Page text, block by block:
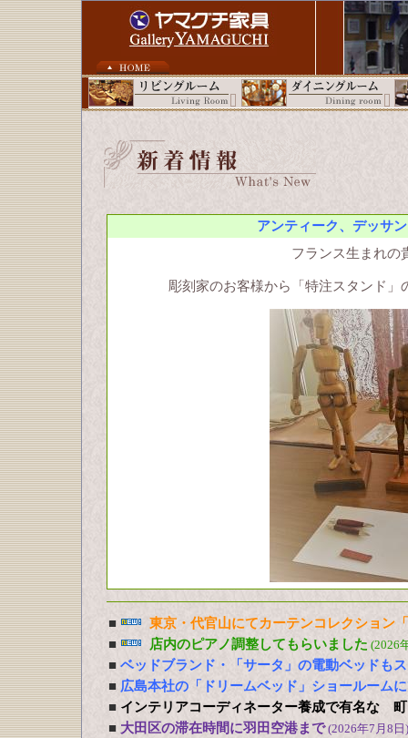
アンティーク、デッサ
フランス生まれの
彫刻家のお客様から「特注スタンド
■
東京・代官山にてカーテンコレクション
■
店内のピアノ調整してもらいました (2026
■ ベッドブランド・「サータ」の電動ベッドも
■ 広島本社の「ドリームベッド」ショールーム
■ インテリアコーディネーター養成で有名な
■ 大田区の滞在時間に羽田空港まで(2026年7月8日)